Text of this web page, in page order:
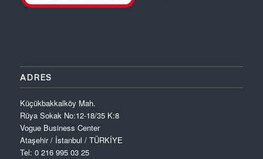
ADRES
Küçükbakkalköy Mah.
Rüya Sokak No:12-18/35 K:8
Vogue Business Center
Ataşehir / İstanbul / TÜRKİYE
Tel: 0 216 995 03 25